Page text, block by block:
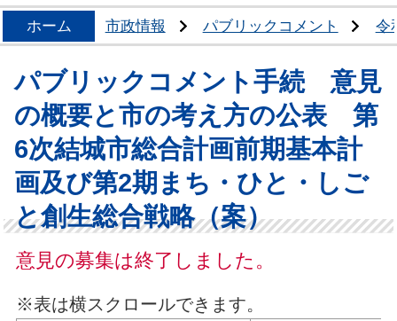
ホーム 市政情報 パブリックコメント 令
パブリックコメント手続 意見
の概要と市の考え方の公表 第
6次結城市総合計画前期基本計
画及び第2期まち・ひと・しご
と創生総合戦略（案）
意見の募集は終了しました。
※表は横スクロールできます。